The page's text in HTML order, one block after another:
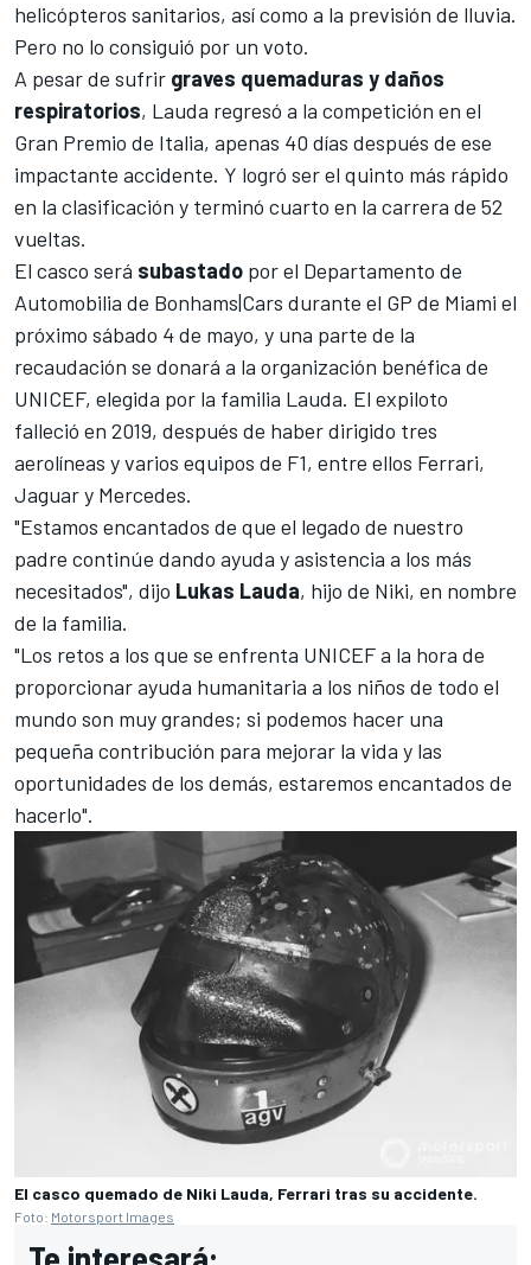
helicópteros sanitarios, así como a la previsión de lluvia.
Pero no lo consiguió por un voto.
A pesar de sufrir graves quemaduras y daños
respiratorios, Lauda regresó a la competición en el
Gran Premio de Italia, apenas 40 días después de ese
impactante accidente. Y logró ser el quinto más rápido
en la clasificación y terminó cuarto en la carrera de 52
vueltas.
El casco será subastado por el Departamento de
Automobilia de Bonhams|Cars durante el GP de Miami el
próximo sábado 4 de mayo, y una parte de la
recaudación se donará a la organización benéfica de
UNICEF, elegida por la familia Lauda. El expiloto
falleció en 2019, después de haber dirigido tres
aerolíneas y varios equipos de F1, entre ellos Ferrari,
Jaguary Mercedes.
"Estamos encantados de que el legado de nuestro
padre continúe dando ayuda y asistencia a los más
necesitados", dijo Lukas Lauda, hijo de Niki, en nombre
de la familia.
"Los retos a los que se enfrenta UNICEF a la hora de
proporcionar ayuda humanitaria a los niños de todo el
mundo son muy grandes; si podemos hacer una
pequeña contribución para mejorar la vida y las
oportunidades de los demás, estaremos encantados de
hacerlo".
El casco quemado de Niki Lauda, Ferrari tras su accidente.
Foto: Motorsport Images